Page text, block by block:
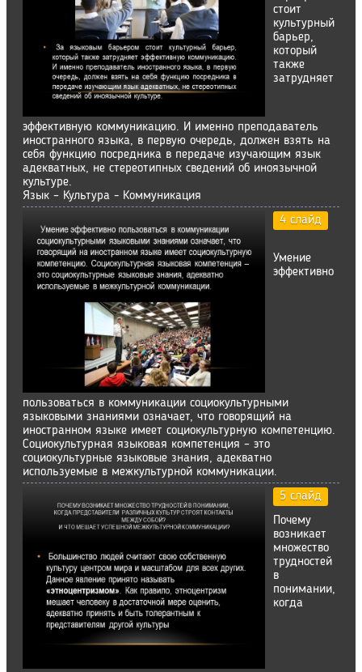
стоит
культурный
барьер,
который
также
затрудняет
эффективную коммуникацию. И именно преподаватель
иностранного языка, в первую очередь, должен взять на
себя функцию посредника в передаче изучающим язык
адекватных, не стереотипных сведений об иноязычной
культуре.
Язык – Культура - Коммуникация
4 слайд
Умение
эффективно
пользоваться в коммуникации социокультурными
языковыми знаниями означает, что говорящий на
иностранном языке имеет социокультурную компетенцию.
Социокультурная языковая компетенция – это
социокультурные языковые знания, адекватно
используемые в межкультурной коммуникации.
5 слайд
Почему
возникает
множество
трудностей
в
понимании,
когда